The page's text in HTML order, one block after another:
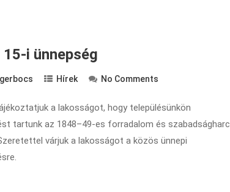
i ünnepség
Hírek No Comments
a lakosságot, hogy településünkön
tartunk az 1848–49-es forradalom és szabadságharc
várjuk a lakosságot a közös ünnepi